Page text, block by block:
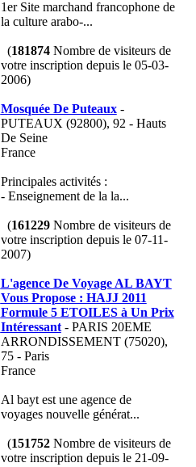
1er Site marchand francophone de
la culture arabo-...
(181874Nombre de visiteurs de
votre inscription depuis le 05-03-
2006)
Mosquée De Puteaux-
PUTEAUX (92800), 92 - Hauts
De Seine
France
Principales activités :
- Enseignement de la la...
(161229Nombre de visiteurs de
votre inscription depuis le 07-11-
2007)
L'agence De Voyage AL BAYT
Vous Propose : HAJJ 2011
Formule 5 ETOILES à Un Prix
Intéressant- PARIS 20EME
ARRONDISSEMENT (75020),
75 - Paris
France
Al bayt est une agence de
voyages nouvelle générat...
(151752Nombre de visiteurs de
votre inscription depuis le 21-09-